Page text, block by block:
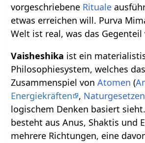
vorgeschriebene Rituale
etwas erreichen will. Purva
Welt ist real, was das
Vaisheshika ist ein
Philosophiesystem, welches das
Zusammenspiel vonAtomen (
Energiekräften
, Naturgesetzen
logischem Denken basiert
besteht aus Anus, Shaktis und
mehrere Richtungen, eine